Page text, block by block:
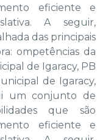
eficiente e
A seguir,
das principais
ompetências da
de Igaracy, PB
de Igaracy,
um conjunto de
que são
eficiente e